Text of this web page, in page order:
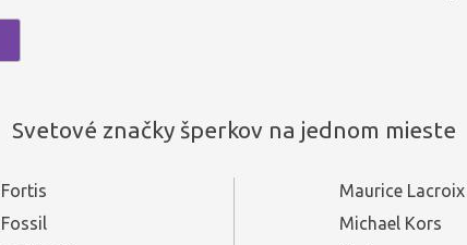
Svetové značky šperkov na jednom mieste
Fortis
Fossil
Maurice Lacroix
Michael Kors